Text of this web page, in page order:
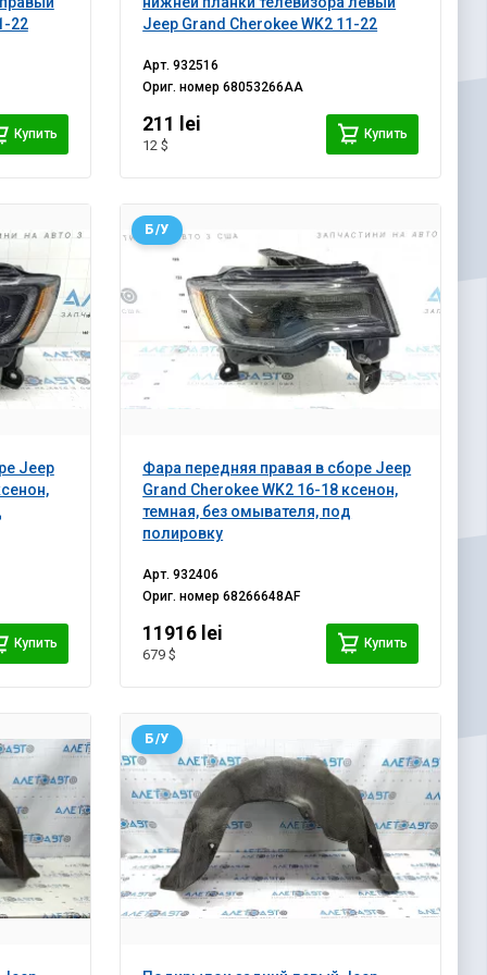
22
Купить
Jeep Grand Cherokee WK2 11-22
Арт.932516
Ориг. номер68053266AA
211 lei
12 $
Купить
Jeep
Купить
Фара передняя правая в сборе Jeep
Grand Cherokee WK2 16-18 ксенон,
темная, без омывателя, под
полировку
Б/У
Арт.932406
Ориг. номер68266648AF
11916 lei
679 $
Купить
Б/У